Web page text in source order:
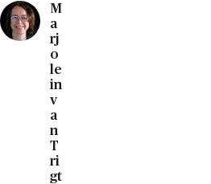
M
a
rj
o
le
in
v
a
n
T
ri
gt